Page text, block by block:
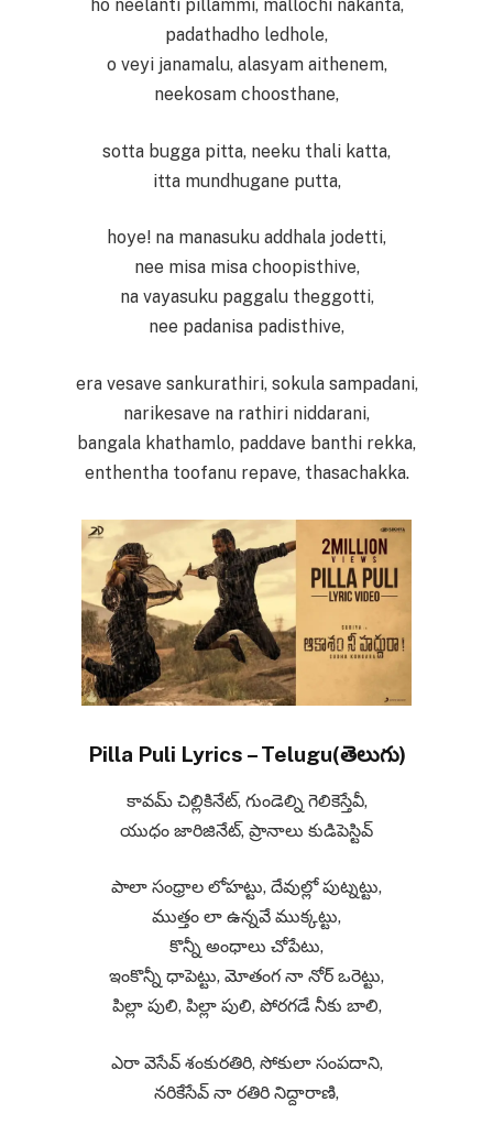
ho neelanti pillammi, mallochi nakanta,
padathadho ledhole,
o veyi janamalu, alasyam aithenem,
neekosam choosthane,
sotta bugga pitta, neeku thali katta,
itta mundhugane putta,
hoye! na manasuku addhala jodetti,
nee misa misa choopisthive,
na vayasuku paggalu theggotti,
nee padanisa padisthive,
era vesave sankurathiri, sokula sampadani,
narikesave na rathiri niddarani,
bangala khathamlo, paddave banthi rekka,
enthentha toofanu repave, thasachakka.
Pilla Puli Lyrics – Telugu(తెలుగు)
కావమ్ చిల్లికినేట్, గుండెల్ని గెలికెస్తేవీ,
యుధం జారిజినేట్, ప్రానాలు కుడిపెస్టివ్
పాలా సంధ్రాల లోహట్టు, దేవుల్లో పుట్నట్టు,
ముత్తం లా ఉన్నవే ముక్కట్టు,
కొన్నీ అంధాలు చోపేటు,
ఇంకొన్నీ ధాపెట్టు, మోతంగ నా నోర్ ఒరెట్టు,
పిల్లా పులి, పిల్లా పులి, పోరగడే నీకు బాలి,
ఎరా వెసేవ్ శంకురతిరి, సోకులా సంపదాని,
నరికేసేవ్ నా రతిరి నిద్దారాణి,